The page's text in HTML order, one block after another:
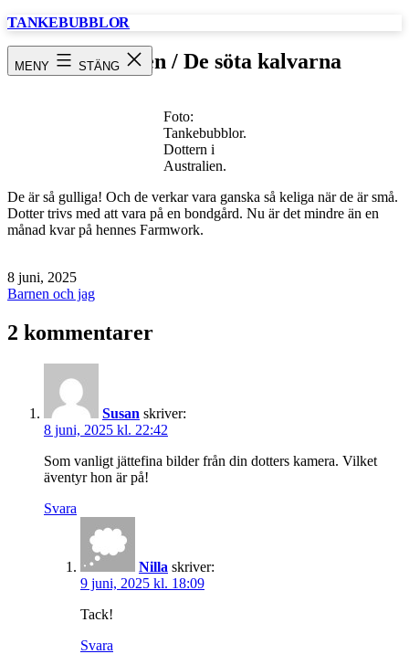
Hoppa
TANKEBUBBLOR
MENY STÄNG
Australien / De söta kalvarna
Foto:
Tankebubblor.
Dottern i
Australien.
De är så gulliga! Och de verkar vara ganska så keliga när de är små.
Dotter trivs med att vara på en bondgård. Nu är det mindre än en
månad kvar på hennes Farmwork.
Publicerat
den
8 juni, 2025
Kategoriserat
Barnen och jag
2 kommentarer
Susan skriver:
8 juni, 2025 kl. 22:42
Som vanligt jättefina bilder från din dotters kamera. Vilket
äventyr hon är på!
Svara
Nilla skriver:
9 juni, 2025 kl. 18:09
Tack!
Svara